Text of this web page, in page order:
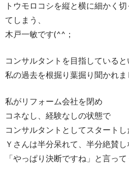
トウモロコシを縦と横に細かく
てしまう、
木戸一敏です(^^；
コンサルタントを目指している
私の過去を根掘り葉掘り聞かれま
私がリフォーム会社を閉め
コネなし、経験なしの状態で
コンサルタントとしてスタートし
Ｙさんは半分呆れて、半分絶賛し
「やっぱり決断ですね」と言っ